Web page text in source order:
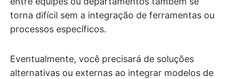
torna difícil sem a integração de ferramentas ou
processos específicos.
Eventualmente, você precisará de soluções
alternativas ou externas ao integrar modelos de